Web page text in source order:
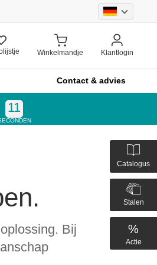
Winkelmandje Klantlogin
Contact & advies
Catalogus
Stalen
%
Actie
10
Bij